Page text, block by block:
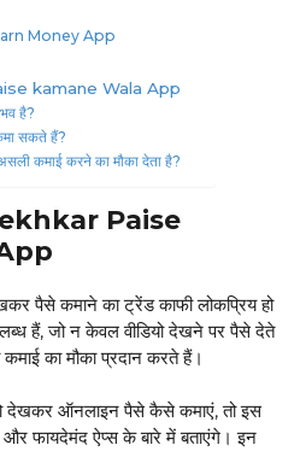
Money App
kamane Wala App
है?
सकते हैं?
कमाई करने का मौका देता है?
Paise
पैसे कमाने का ट्रेंड काफी लोकप्रिय हो
हैं, जो न केवल वीडियो देखने पर पैसे देते
का मौका प्रदान करते हैं।
देखकर ऑनलाइन पैसे कैसे कमाएं, तो इस
फायदेमंद ऐप्स के बारे में बताएंगे। इन